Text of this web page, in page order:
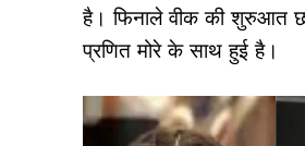
है। फिनाले वीक की शुरुआत
प्रणित मोरे के साथ हुई है।